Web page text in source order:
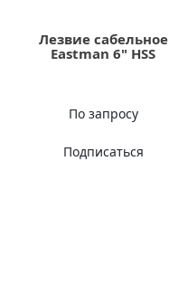
Лезвие сабельное
Eastman 6" HSS
По запросу
Подписаться